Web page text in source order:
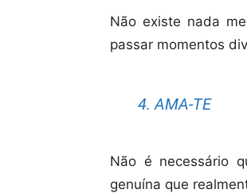
Não existe nada
passar momentos
4. AMA-TE
Não é necessário
genuína que